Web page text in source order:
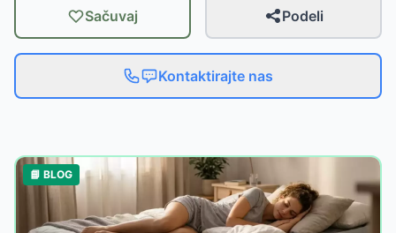
Sačuvaj Podeli
Kontaktirajte nas
📘 BLOG